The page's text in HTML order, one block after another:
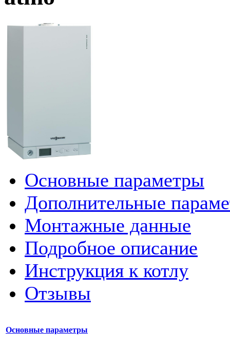
Основные параметры
Дополнительные
Монтажные данные
Подробное описание
Инструкция к котлу
Отзывы
Основные параметры